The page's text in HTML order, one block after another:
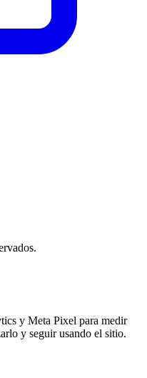
y Meta Pixel para medir
y seguir usando el sitio.